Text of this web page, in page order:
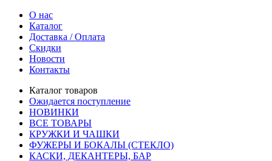
О нас
Каталог
Доставка / Оплата
Скидки
Новости
Контакты
Каталог товаров
Ожидается поступление
HОВИНКИ
ВСЕ ТОВАРЫ
КРУЖКИ И ЧАШКИ
ФУЖЕРЫ И БОКАЛЫ (СТЕКЛО)
КАСКИ, ДЕКАНТЕРЫ, БАР